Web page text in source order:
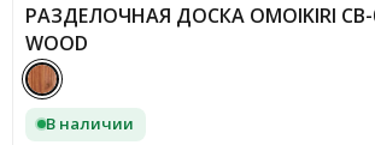
РАЗДЕЛОЧНАЯ ДОСКА OMOIKIRI CB-
WOOD
В наличии